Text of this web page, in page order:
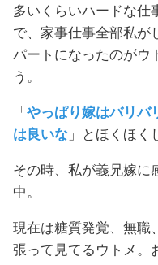
多いくらいハードな仕
で、家事仕事全部私が
パートになったのがウ
う。
「 やっぱり嫁はバリバ
は良いな 」とほくほく
その時、私が義兄嫁に
中。
現在は糖質発覚、無職
張って見てるウトメ